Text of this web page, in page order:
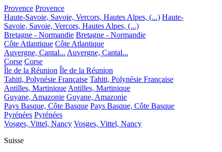
Provence Provence
Haute-Savoie, Savoie, Vercors, Hautes Alpes, (...) Haute-
Savoie, Savoie, Vercors, Hautes Alpes, (...)
Bretagne - Normandie Bretagne - Normandie
Côte Atlantique Côte Atlantique
Auvergne, Cantal... Auvergne, Cantal...
Corse Corse
Île de la Réunion Île de la Réunion
Tahiti, Polynésie Française Tahiti, Polynésie Française
Antilles, Martinique Antilles, Martinique
Guyane, Amazonie Guyane, Amazonie
Pays Basque, Côte Basque Pays Basque, Côte Basque
Pyrénées Pyrénées
Vosges, Vittel, Nancy Vosges, Vittel, Nancy
Suisse